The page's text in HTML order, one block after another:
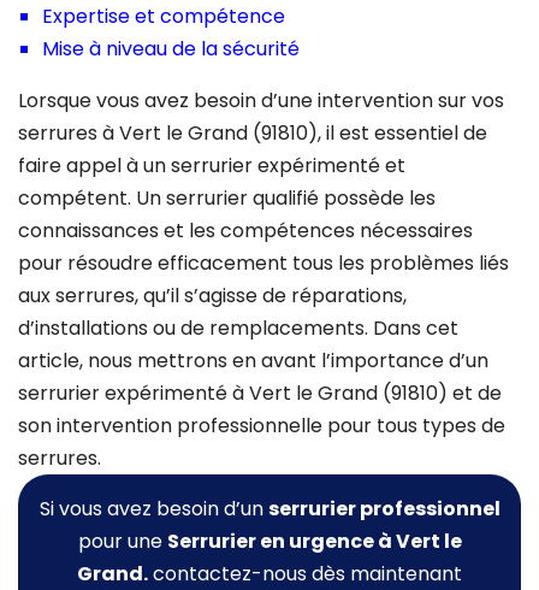
Expertise et compétence
Mise à niveau de la sécurité
Lorsque vous avez besoin d’une intervention sur vos
serrures à Vert le Grand (91810), il est essentiel de
faire appel à un serrurier expérimenté et
compétent. Un serrurier qualifié possède les
connaissances et les compétences nécessaires
pour résoudre efficacement tous les problèmes liés
aux serrures, qu’il s’agisse de réparations,
d’installations ou de remplacements. Dans cet
article, nous mettrons en avant l’importance d’un
serrurier expérimenté à Vert le Grand (91810) et de
son intervention professionnelle pour tous types de
serrures.
Si vous avez besoin d’unserrurier professionnel
pour une Serrurieren urgence à Vert le
Grand.contactez-nous dès maintenant